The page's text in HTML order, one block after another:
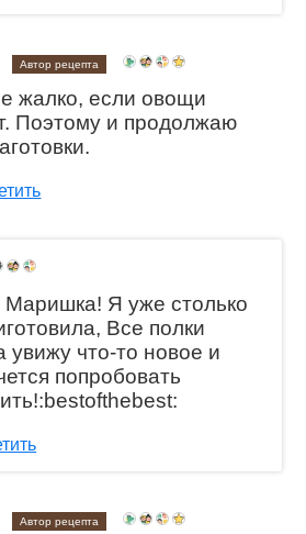
Автор рецепта
жалко, если овощи
Поэтому и продолжаю
Маришка! Я уже столько
Все полки
увижу что-то новое и
попробовать
Автор рецепта